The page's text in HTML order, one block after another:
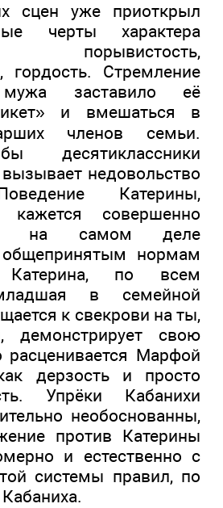
сцен уже приоткрыл
черты характера
порывистость,
гордость. Стремление
мужа заставило её
и вмешаться в
членов семьи.
десятиклассники
недовольство
Катерины,
совершенно
на самом деле
общепринятым нормам
по всем
в семейной
к свекрови на ты,
демонстрирует свою
расценивается Марфой
дерзость и просто
Упрёки Кабанихи
необоснованны,
против Катерины
и естественно с
системы правил, по